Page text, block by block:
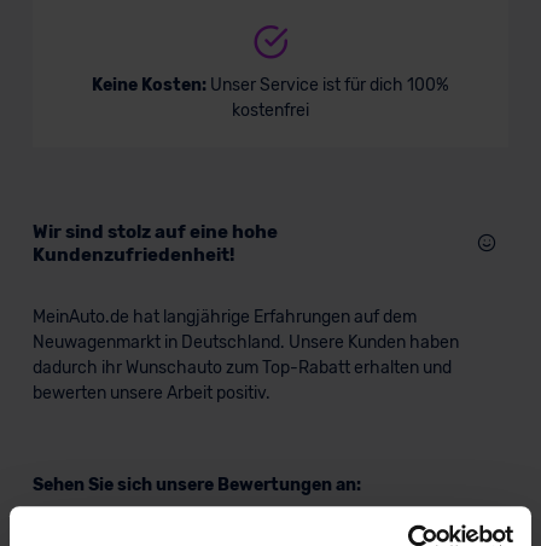
Keine Kosten: Unser Service ist für dich 100%
kostenfrei
Wir sind stolz auf eine hohe
Kundenzufriedenheit!
MeinAuto.de hat langjährige Erfahrungen auf dem
Neuwagenmarkt in Deutschland. Unsere Kunden haben
dadurch ihr Wunschauto zum Top-Rabatt erhalten und
bewerten unsere Arbeit positiv.
Sehen Sie sich unsere Bewertungen an: